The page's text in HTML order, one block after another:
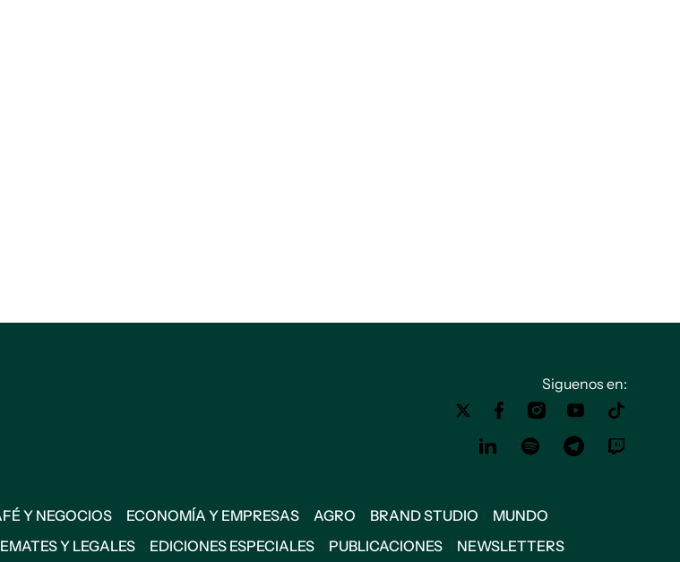
Siguenos en:
Y NEGOCIOS ECONOMÍA Y EMPRESAS AGRO BRAND STUDIO
MUNDO
Y LEGALES EDICIONES ESPECIALES PUBLICACIONES NEWSLETTERS